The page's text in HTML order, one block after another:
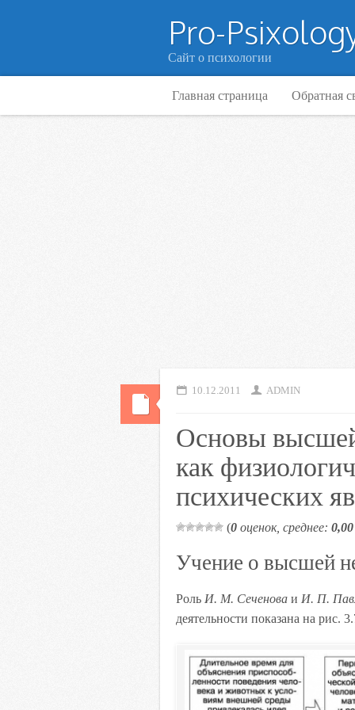
Pro-
Сайт о психологии
Главная страница Обратная
10.12.2011 ADMIN
Основы
как
психических
(0 оценок, среднее: 0,00
Учение о высшей
Роль И. М. Сеченова и И. П.
деятельности показана на рис.